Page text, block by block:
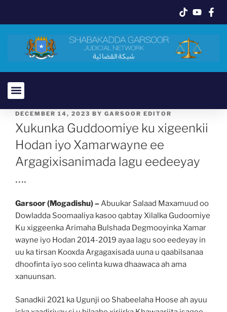
DECEMBER 14, 2023 BY GARSOOR EDITOR
Xukunka Guddoomiye ku xigeenkii
Hodan iyo Xamarwayne ee
Argagixisanimada lagu eedeeyay
….
Garsoor (Mogadishu) –Abuukar Salaad Maxamuud oo
Dowladda Soomaaliya kasoo qabtay Xilalka Gudoomiye
Ku xiggeenka Arimaha Bulshada Degmooyinka Xamar
wayne iyo Hodan 2014-2019 ayaa lagu soo eedeyay in
uu ka tirsan Kooxda Argagaxisada uuna u qaabilsanaa
dhoofinta iyo soo celinta kuwa dhaawaca ah ama
xanuunsan.
Sanadkii 2021 ka Ugunji oo Shabeelaha Hoose ah ayuu